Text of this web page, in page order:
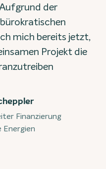
der
mich bereits jetzt,
Projekt die
Finanzierung
Energien